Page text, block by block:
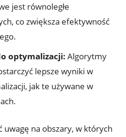
jest równoległe
co zwiększa efektywność
optymalizacji: Algorytmy
lepsze wyniki w
jak te używane w
na obszary, w których